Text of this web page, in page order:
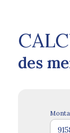
des